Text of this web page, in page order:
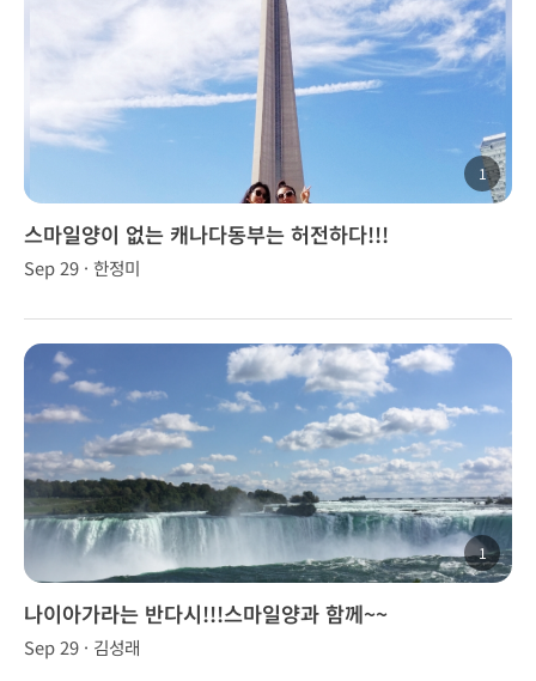
1
스마일양이 없는 캐나다동부는 허전하다!!!
Sep 29 · 한정미
1
나이아가라는 반다시!!!스마일양과 함께~~
Sep 29 · 김성래